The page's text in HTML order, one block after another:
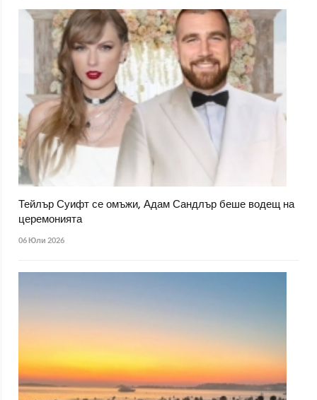
Тейлър Суифт се омъжи, Адам Сандлър беше водещ на
церемонията
06 Юли 2026